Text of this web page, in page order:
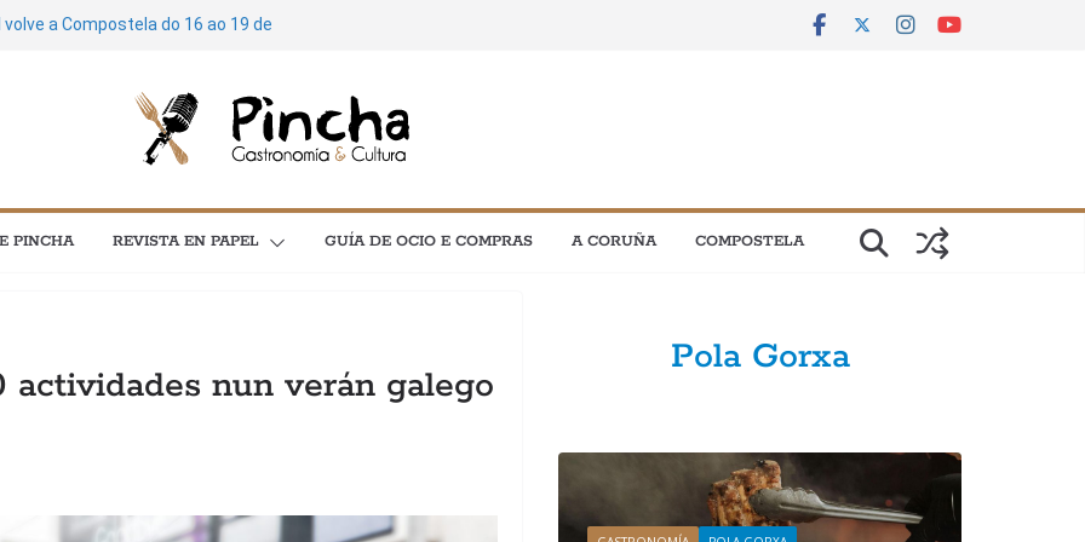
volve a Compostela do 16 ao 19 de
festivais e exposicións
soará ao ritmo do Feito a Man do
e cinema protagonizan unha
Coruñesas e A Artesa da Moza
e astronomía no menú “As
PINCHA REVISTA EN PAPEL GUÍA DE OCIO E COMPRAS A CORUÑA COMPOSTELA
actividades nun verán galego
Pola Gorxa